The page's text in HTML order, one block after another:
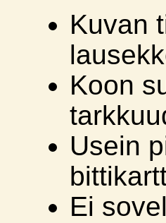
Kuvan
Koon
Usein
Ei